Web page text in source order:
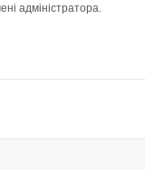
адміністратора.